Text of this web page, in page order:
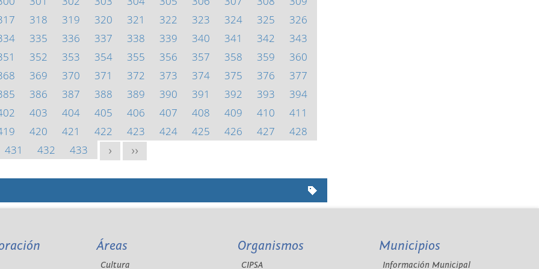
318 319 320 321 322 323 324 325
326
335 336 337 338 339 340 341 342
343
352 353 354 355 356 357 358 359
360
369 370 371 372 373 374 375 376
377
386 387 388 389 390 391 392 393
394
403 404 405 406 407 408 409 410
411
420 421 422 423 424 425 426 427
428
431
432 433 > >>
Áreas
Cultura
Organismos
CIPSA
Municipios
Información Municipal